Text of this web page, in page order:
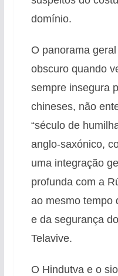
domínio.
O panorama
obscuro quando
sempre insegura
chineses, não
“século de
anglo-saxónico,
uma integração
profunda com a
ao mesmo tempo
e da segurança
Telavive.
O Hindutva e o